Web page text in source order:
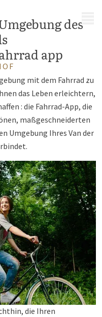
des
app
mit dem Fahrrad zu
das Leben erleichtern,
: die Fahrrad-App, die
maßgeschneiderten
Umgebung Ihres Van der
die Ihren